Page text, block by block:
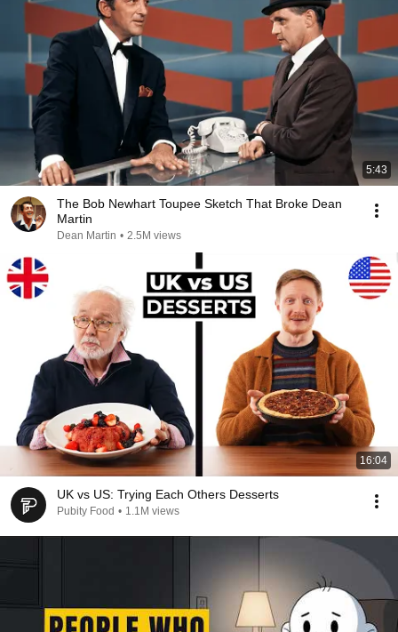
5:43
The Bob Newhart Toupee Sketch That Broke Dean
Martin
Dean Martin • 2.5M views
16:04
UK vs US: Trying Each Others Desserts
Pubity Food • 1.1M views